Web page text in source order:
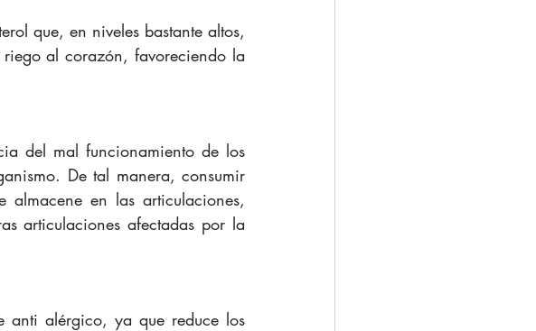
que, en niveles bastante altos,
al corazón, favoreciendo la
del mal funcionamiento de los
De tal manera, consumir
en las articulaciones,
articulaciones afectadas por la
anti alérgico, ya que reduce los